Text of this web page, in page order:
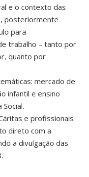
e o contexto das
posteriormente
para
trabalho – tanto por
quanto por
mercado de
infantil e ensino
e profissionais
direto com a
a divulgação das